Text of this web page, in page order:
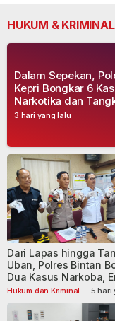
HUKUM & KRIMINAL
3 hari yang lalu
Dalam Sepekan,
Kepri Bongkar 6
Narkotika dan
Tersangka
Hukum dan Kriminal - 5 hari
Dari Lapas hingga
Uban, Polres Bintan
Dua Kasus Narkoba,
Tersangka Dibekuk